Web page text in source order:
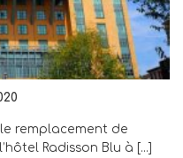
le remplacement de
Radisson Blu à [...]